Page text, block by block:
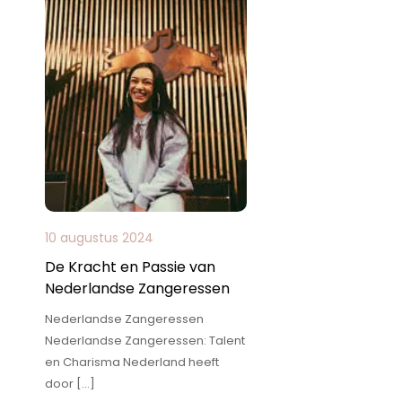
10 augustus 2024
De Kracht en Passie van
Nederlandse Zangeressen
Nederlandse Zangeressen
Nederlandse Zangeressen: Talent
en Charisma Nederland heeft
door […]